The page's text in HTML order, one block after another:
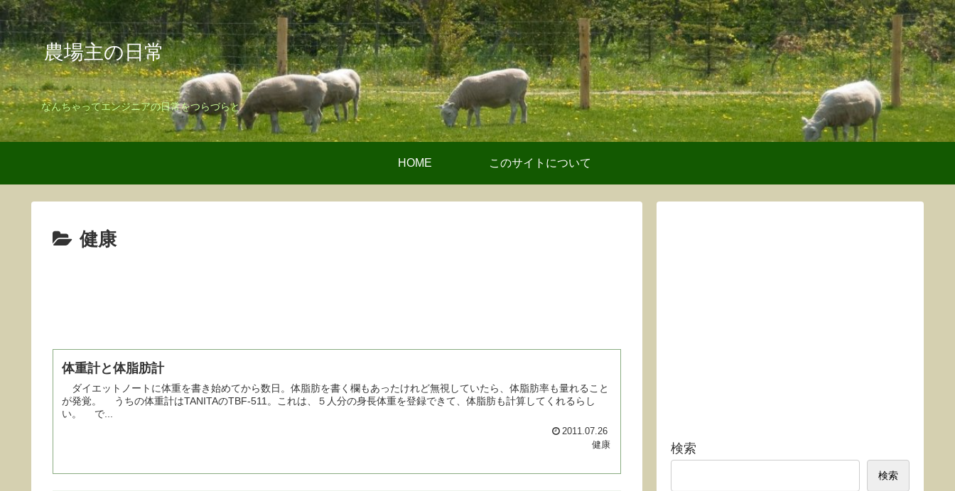
農場主の日常
なんちゃってエンジニアの日常をつらづらと
HOME このサイトについて
健康
体重計と体脂肪計
ダイエットノートに体重を書き始めてから数日。体脂肪を書く欄もあったけれど無視していたら、体脂肪率も量れること
が発覚。 うちの体重計はTANITAのTBF-511。これは、５人分の身長体重を登録できて、体脂肪も計算してくれるらし
い。 で...
2011.07.26
健康
検索
検索